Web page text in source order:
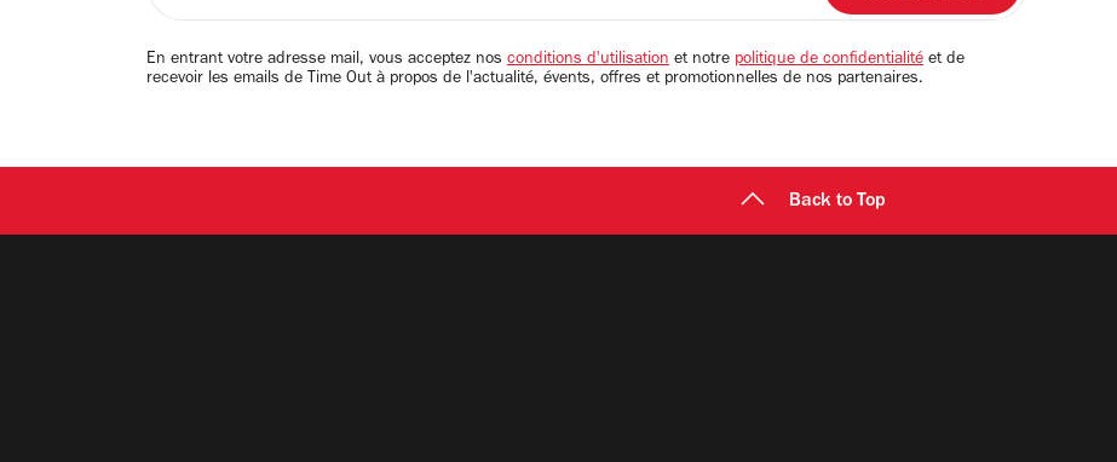
email
En entrant votre adresse mail, vous acceptez nos conditions d'utilisation et notre politique de confidentialité et de
recevoir les emails de Time Out à propos de l'actualité, évents, offres et promotionnelles de nos partenaires.
Back to Top